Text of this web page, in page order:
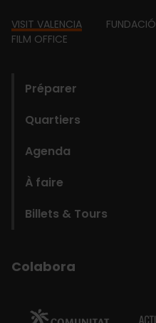
Footer
VISIT VALENCIA FUNDACIÓ
FILM OFFICE
Préparer
Quartiers
Agenda
À faire
Billets & Tours
Colabora